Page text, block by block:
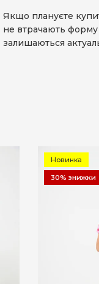
Якщо плануєте
не втрачають форму
залишаються
Новинка
30% знижки